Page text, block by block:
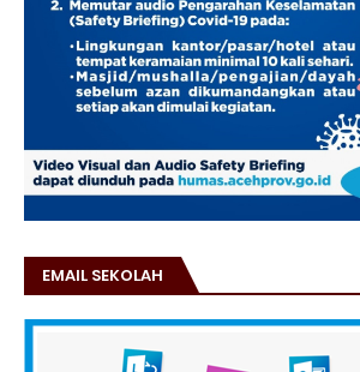
EMAIL SEKOLAH